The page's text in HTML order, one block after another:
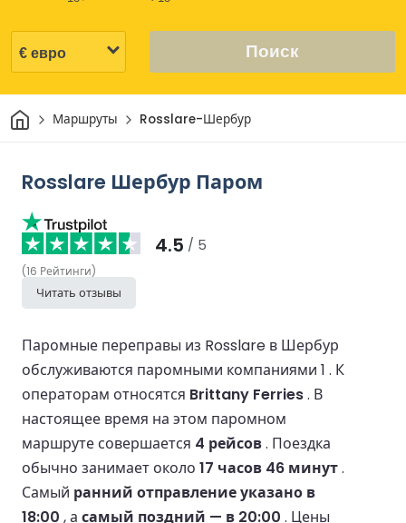
Поиск
ДомМаршруты Rosslare-Шербур
Rosslare Шербур Паром
4.5 / 5
(16 Рейтинги)
Читать отзывы
Паромные переправы из Rosslare в Шербур
обслуживаются паромными компаниями 1 . К
операторам относятся Brittany Ferries. В
настоящее время на этом паромном
маршруте совершается 4 рейсов. Поездка
обычно занимает около 17 часов 46 минут.
Самый ранний отправление указано в
18:00 , а самый поздний — в 20:00 . Цены